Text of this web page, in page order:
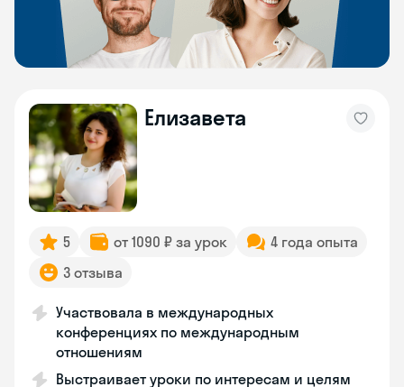
Елизавета
5 от 1090 ₽ за урок
4 года опыта
3 отзыва
Участвовала в международных
конференциях по международным
отношениям
Выстраивает уроки по интересам и целям